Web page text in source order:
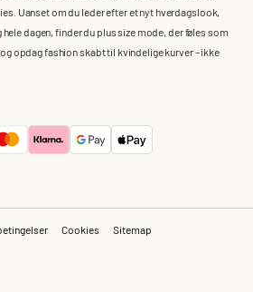
Uanset om du leder efter et nyt hverdagslook,
dagen, finder du plus size mode, der føles som
opdag fashion skabt til kvindelige kurver – ikke
Cookies Sitemap